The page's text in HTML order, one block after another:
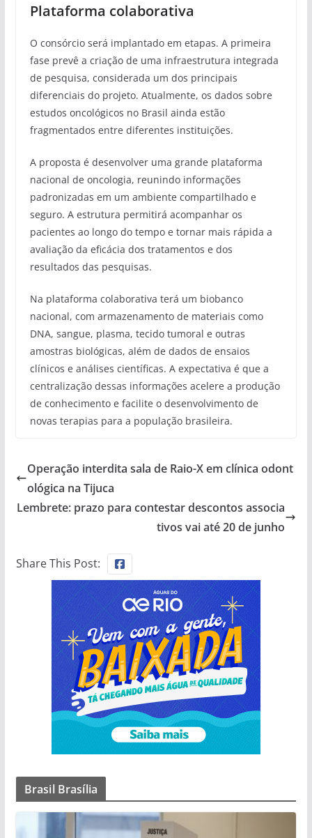
Plataforma colaborativa
O consórcio será implantado em etapas. A primeira
fase prevê a criação de uma infraestrutura integrada
de pesquisa, considerada um dos principais
diferenciais do projeto. Atualmente, os dados sobre
estudos oncológicos no Brasil ainda estão
fragmentados entre diferentes instituições.
A proposta é desenvolver uma grande plataforma
nacional de oncologia, reunindo informações
padronizadas em um ambiente compartilhado e
seguro. A estrutura permitirá acompanhar os
pacientes ao longo do tempo e tornar mais rápida a
avaliação da eficácia dos tratamentos e dos
resultados das pesquisas.
Na plataforma colaborativa terá um biobanco
nacional, com armazenamento de materiais como
DNA, sangue, plasma, tecido tumoral e outras
amostras biológicas, além de dados de ensaios
clínicos e análises científicas. A expectativa é que a
centralização dessas informações acelere a produção
de conhecimento e facilite o desenvolvimento de
novas terapias para a população brasileira.
Operação interdita sala de Raio-X em clínica odont
ológica na Tijuca
Lembrete: prazo para contestar descontos associa
tivos vai até 20 de junho
Share This Post:
Brasil Brasília